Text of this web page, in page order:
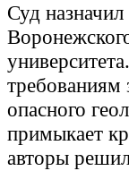
Суд
требованиям
опасного
примыкает
авторы